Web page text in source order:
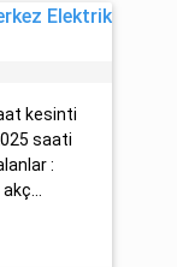
Elektrik
kesinti
saati
: